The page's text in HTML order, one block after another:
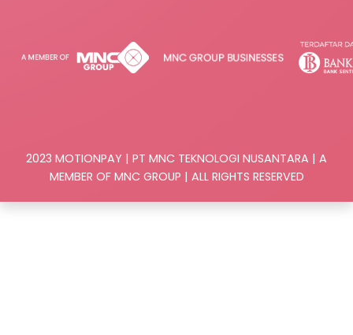
2023 MOTIONPAY | PT MNC TEKNOLOGI NUSANTARA | A
MEMBER OF MNC GROUP | ALL RIGHTS RESERVED